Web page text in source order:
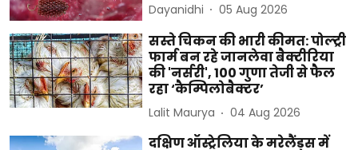
Dayanidhi 05 Aug 2026
सस्ते चिकन की भारी कीमत: पोल्ट्री
फार्म बन रहे जानलेवा बैक्टीरिया
की 'नर्सरी', 100 गुणा तेजी से फैल
रहा ‘कैम्पिलोबैक्टर’
Lalit Maurya 04 Aug 2026
दक्षिण ऑस्ट्रेलिया के मरेलैंड्स में